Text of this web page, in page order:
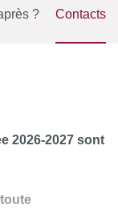
? Contacts
2026-2027 sont